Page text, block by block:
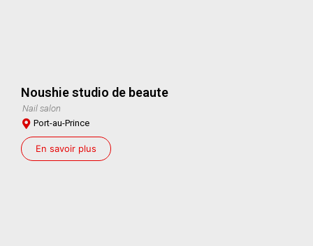
Noushie studio de beaute
Nail salon
Port-au-Prince
En savoir plus